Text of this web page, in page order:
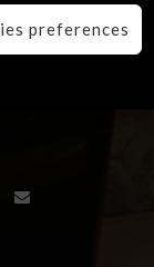
preferences